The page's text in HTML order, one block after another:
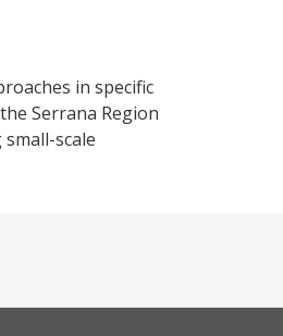
in specific
Serrana Region
scale